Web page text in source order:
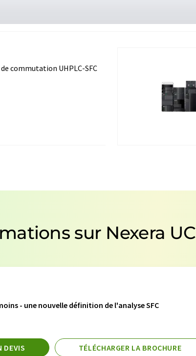
commutation UHPLC-SFC
sur Nexera UC
- une nouvelle définition de l'analyse SFC
DEVIS TÉLÉCHARGER LA BROCHURE